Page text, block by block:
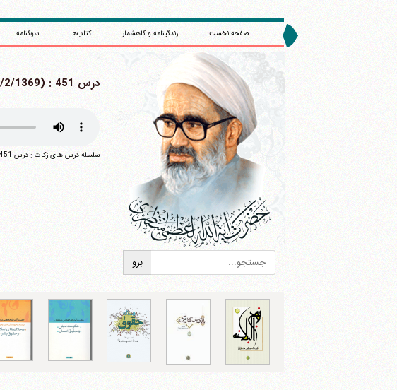
صفحه نخست زندگینامه و گاهشمار کتاب‌ها سوگنامه
درس 451 : (18/2/1369)
سلسله درس های زکات : درس 451 : (18/2/1369)